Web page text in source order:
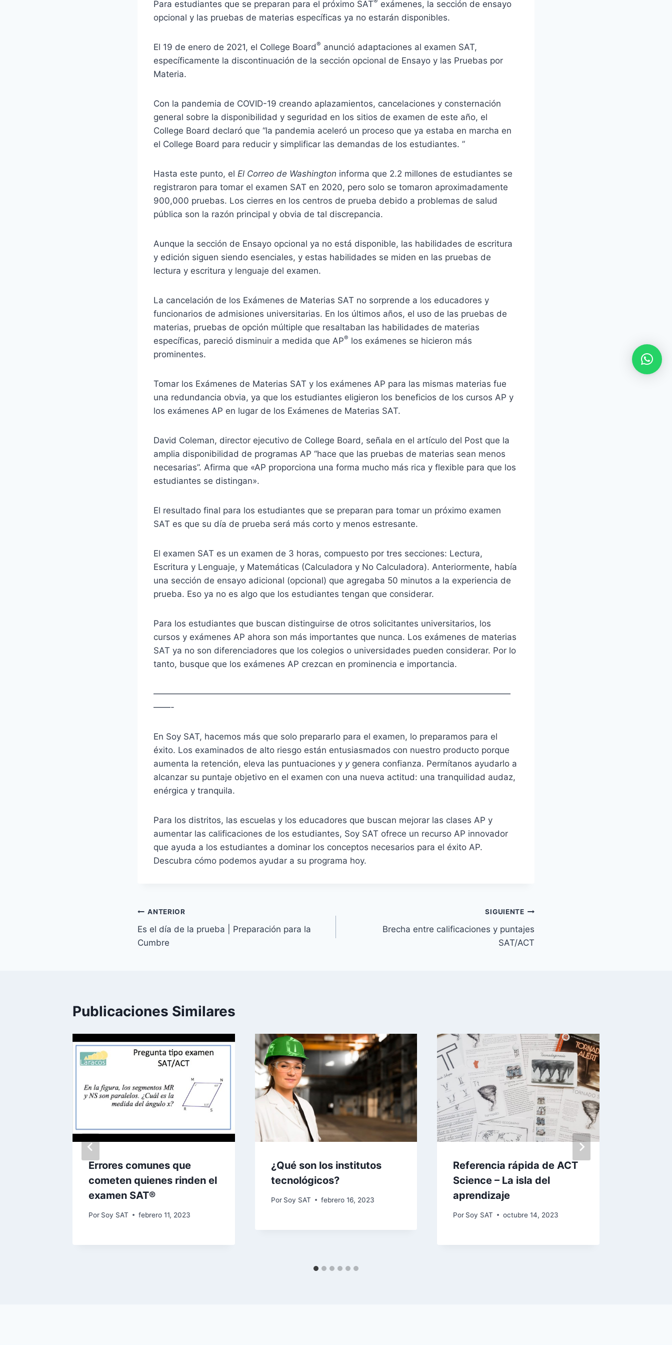
Para estudiantes que se preparan para el próximo SAT
exámenes, la sección de ensayo
opcional y las pruebas de materias específicas ya no estarán disponibles.
El 19 de enero de 2021, el College Board® anunció adaptaciones al examen SAT,
específicamente la discontinuación de la sección opcional de Ensayo y las Pruebas por
Materia.
Con la pandemia de COVID-19 creando aplazamientos, cancelaciones y consternación
general sobre la disponibilidad y seguridad en los sitios de examen de este año, el
College Board declaró que “la pandemia aceleró un proceso que ya estaba en marcha en
el College Board para reducir y simplificar las demandas de los estudiantes. ”
Hasta este punto, el El Correo de Washington informa que 2.2 millones de estudiantes se
registraron para tomar el examen SAT en 2020, pero solo se tomaron aproximadamente
900,000 pruebas. Los cierres en los centros de prueba debido a problemas de salud
pública son la razón principal y obvia de tal discrepancia.
Aunque la sección de Ensayo opcional ya no está disponible, las habilidades de escritura
y edición siguen siendo esenciales, y estas habilidades se miden en las pruebas de
lectura y escritura y lenguaje del examen.
La cancelación de los Exámenes de Materias SAT no sorprende a los educadores y
funcionarios de admisiones universitarias. En los últimos años, el uso de las pruebas de
materias, pruebas de opción múltiple que resaltaban las habilidades de materias
específicas, pareció disminuir a medida que AP® los exámenes se hicieron más
prominentes.
Tomar los Exámenes de Materias SAT y los exámenes AP para las mismas materias fue
una redundancia obvia, ya que los estudiantes eligieron los beneficios de los cursos AP y
los exámenes AP en lugar de los Exámenes de Materias SAT.
David Coleman, director ejecutivo de College Board, señala en el artículo del Post que la
amplia disponibilidad de programas AP “hace que las pruebas de materias sean menos
necesarias”. Afirma que «AP proporciona una forma mucho más rica y flexible para que los
estudiantes se distingan».
El resultado final para los estudiantes que se preparan para tomar un próximo examen
SAT es que su día de prueba será más corto y menos estresante.
El examen SAT es un examen de 3 horas, compuesto por tres secciones: Lectura,
Escritura y Lenguaje, y Matemáticas (Calculadora y No Calculadora). Anteriormente, había
una sección de ensayo adicional (opcional) que agregaba 50 minutos a la experiencia de
prueba. Eso ya no es algo que los estudiantes tengan que considerar.
Para los estudiantes que buscan distinguirse de otros solicitantes universitarios, los
cursos y exámenes AP ahora son más importantes que nunca. Los exámenes de materias
SAT ya no son diferenciadores que los colegios o universidades pueden considerar. Por lo
tanto, busque que los exámenes AP crezcan en prominencia e importancia.
——————————————————————————————————————————
——-
En Soy SAT, hacemos más que solo prepararlo para el examen, lo preparamos para el
éxito. Los examinados de alto riesgo están entusiasmados con nuestro producto porque
aumenta la retención, eleva las puntuaciones y ygenera confianza. Permítanos ayudarlo a
alcanzar su puntaje objetivo en el examen con una nueva actitud: una tranquilidad audaz,
enérgica y tranquila.
Para los distritos, las escuelas y los educadores que buscan mejorar las clases AP y
aumentar las calificaciones de los estudiantes, Soy SAT ofrece un recurso AP innovador
que ayuda a los estudiantes a dominar los conceptos necesarios para el éxito AP.
Descubra cómo podemos ayudar a su programa hoy.
Navegación
de
ANTERIOR
Es el día de la prueba | Preparación para la
Cumbre
SIGUIENTE
Brecha entre calificaciones y puntajes
SAT/ACT
Publicaciones Similares
Errores comunes que
cometen quienes rinden el
examen SAT®
Por Soy SAT febrero 11, 2023
¿Qué son los institutos
tecnológicos?
Por Soy SAT febrero 16, 2023
Referencia rápida de ACT
Science – La isla del
aprendizaje
Por Soy SAT octubre 14, 2023